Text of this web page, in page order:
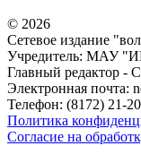
© 2026
Сетевое издание
Учредитель: МАУ
Главный редактор -
Электронная почта:
Телефон: (8172) 21-
Политика
Согласие на